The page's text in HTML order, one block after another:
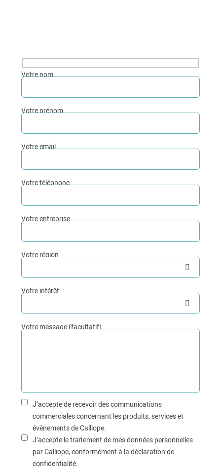
Votre nom
Votre prénom
Votre email
Votre téléphone
Votre entreprise
Votre région
Votre intérêt
Votre message (facultatif)
J’accepte de recevoir des communications
commerciales concernant les produits, services et
événements de Calliope.
J’accepte le traitement de mes données personnelles
par Calliope, conformément à la déclaration de
confidentialité.